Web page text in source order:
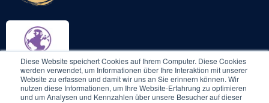
Diese Website speichert Cookies auf Ihrem Computer. Diese Cookies
werden verwendet, um Informationen über Ihre Interaktion mit unserer
Website zu erfassen und damit wir uns an Sie erinnern können. Wir
nutzen diese Informationen, um Ihre Website-Erfahrung zu optimieren
und um Analysen und Kennzahlen über unsere Besucher auf dieser